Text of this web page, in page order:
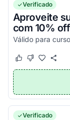
Verificado
Aproveite
com 10%
Válido para
Este cupom
Este cupom
Verificado